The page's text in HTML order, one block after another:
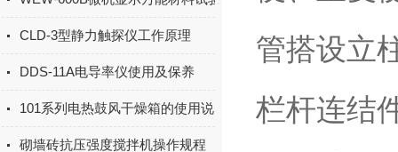
CLD-3型静力触探仪工作原理
DDS-11A电导率仪使用及保养
101系列电热鼓风干燥箱的使用说明书
砌墙砖抗压强度搅拌机操作规程
管搭设立
栏杆连结